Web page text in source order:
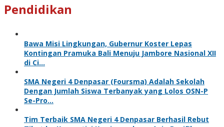
Pendidikan
Bawa Misi Lingkungan, Gubernur Koster Lepas
Kontingan Pramuka Bali Menuju Jambore Nasional XII
di Ci…
SMA Negeri 4 Denpasar (Foursma) Adalah Sekolah
Dengan Jumlah Siswa Terbanyak yang Lolos OSN-P
Se-Pro…
Tim Terbaik SMA Negeri 4 Denpasar Berhasil Rebut